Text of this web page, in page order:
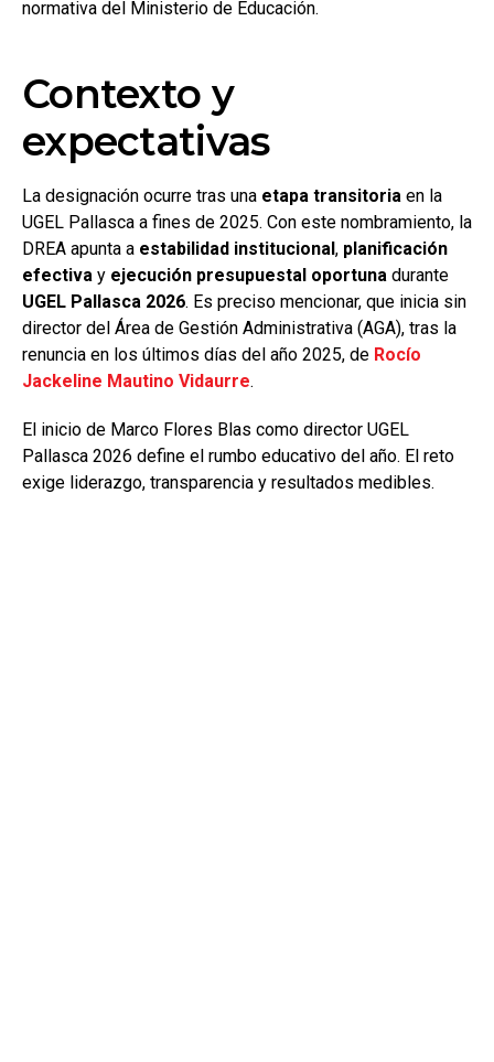
normativa del Ministerio de Educación.
Contexto y
expectativas
La designación ocurre tras una etapa transitoria en la
UGEL Pallasca a fines de 2025. Con este nombramiento, la
DREA apunta a estabilidad institucional, planificación
efectiva y ejecución presupuestal oportuna durante
UGEL Pallasca 2026. Es preciso mencionar, que inicia sin
director del Área de Gestión Administrativa (AGA), tras la
renuncia en los últimos días del año 2025, de Rocío
Jackeline Mautino Vidaurre.
El inicio de Marco Flores Blas como director UGEL
Pallasca 2026 define el rumbo educativo del año. El reto
exige liderazgo, transparencia y resultados medibles.